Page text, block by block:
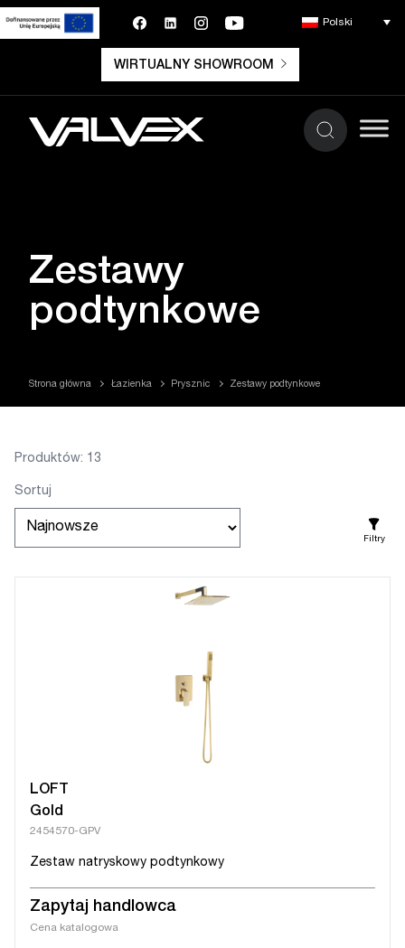
WIRTUALNY SHOWROOM
Polski
Zestawy
podtynkowe
Strona główna Łazienka Prysznic Zestawy podtynkowe
Produktów: 13
Sortuj
Filtry
LOFT
Gold
2454570-GPV
Zestaw natryskowy podtynkowy
Zapytaj handlowca
Cena katalogowa